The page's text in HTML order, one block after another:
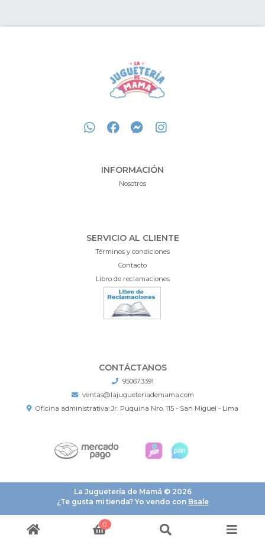
INFORMACIÓN
Nosotros
SERVICIO AL CLIENTE
Términos y condiciones
Contacto
Libro de reclamaciones
CONTÁCTANOS
950673391
ventas@lajugueteriademama.com
Oficina administrativa: Jr. Puquina Nro. 115 - San Miguel - Lima
La Juguetería de Mamá © 2026
¿Te gusta mi tienda? Yo vendo con Bsale
0